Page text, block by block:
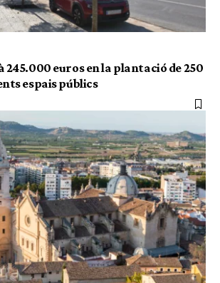
euros en la plantació de 250
espais públics